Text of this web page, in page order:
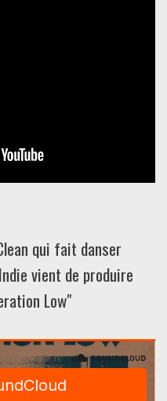
qui fait danser
vient de produire
Low"